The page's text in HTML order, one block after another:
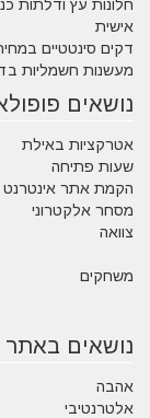
חלונות עץ ודלתות
אישית
דקים סינטטיים
מעשנות חשמליות
נושאים
אטרקציות באילת
שעות פתיחה
הקמת אתר אינטרנט
מסחר אלקטרוני
צוואה
משחקים
נושאים באתר
אהבה
אלטרנטיבי